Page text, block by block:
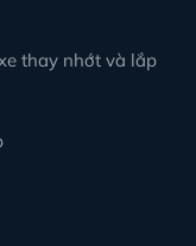
thay nhớt và lắp